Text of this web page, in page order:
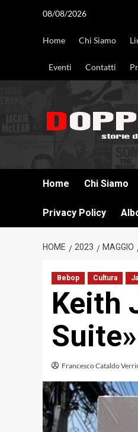
08/08/2026
Home Chi Siamo
Eventi Contatti
Home Chi Siamo
Privacy Policy
HOME 2023 MAGGIO
Bebop Cultura
Keith
Francesco Cataldo